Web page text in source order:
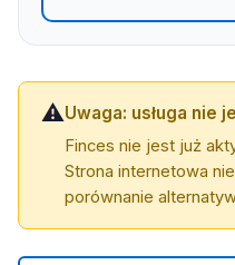
⚠️Uwaga: usługa nie
Finces nie jest już
Strona internetowa
porównanie